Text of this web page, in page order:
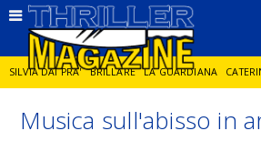
SILVIA DAI PRA' BRILLARE LA GUARDIANA
JORGE DIAZ LA SPIA DELITTO IN CORNICE
Musica sull'abisso in